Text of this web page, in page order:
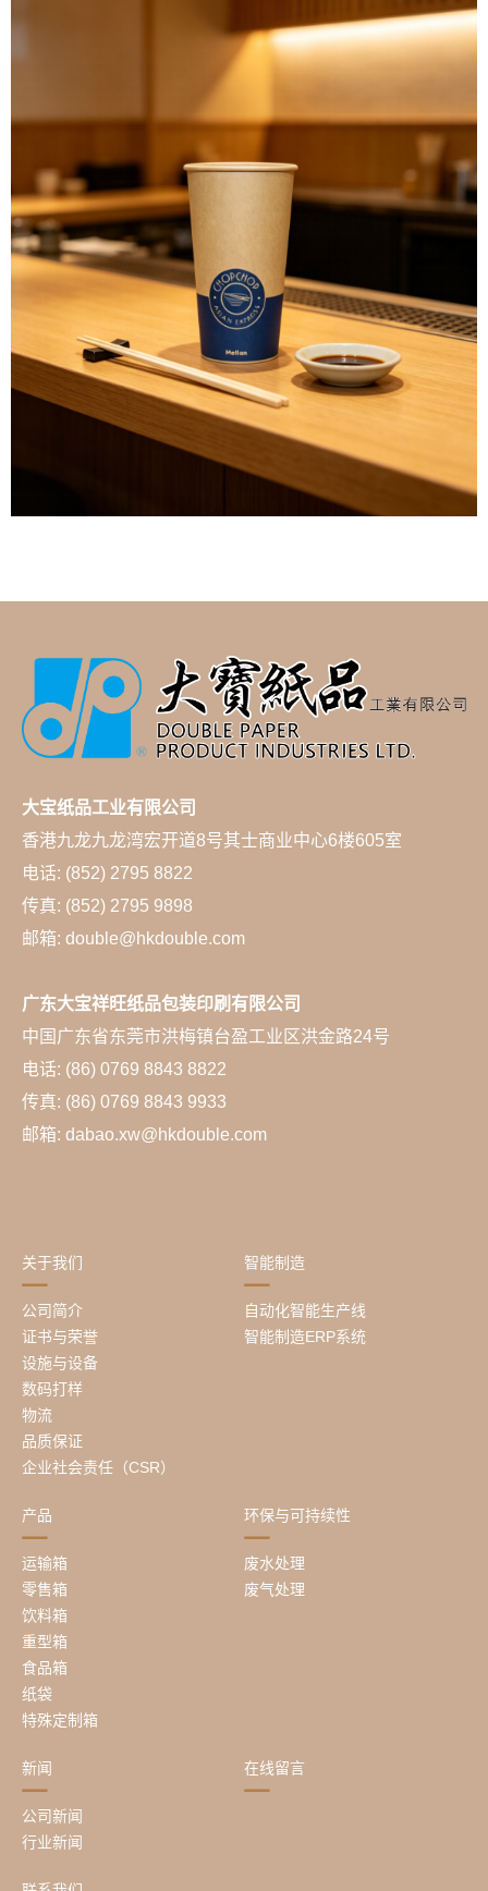
大宝纸品工业有限公司
香港九龙九龙湾宏开道8号其士商业中心6楼605室
电话: (852) 2795 8822
传真: (852) 2795 9898
邮箱: double@hkdouble.com
广东大宝祥旺纸品包装印刷有限公司
中国广东省东莞市洪梅镇台盈工业区洪金路24号
电话: (86) 0769 8843 8822
传真: (86) 0769 8843 9933
邮箱: dabao.xw@hkdouble.com
关于我们
公司简介
证书与荣誉
设施与设备
数码打样
物流
品质保证
企业社会责任（CSR）
智能制造
自动化智能生产线
智能制造ERP系统
产品
运输箱
零售箱
饮料箱
重型箱
食品箱
纸袋
特殊定制箱
环保与可持续性
废水处理
废气处理
新闻
公司新闻
行业新闻
在线留言